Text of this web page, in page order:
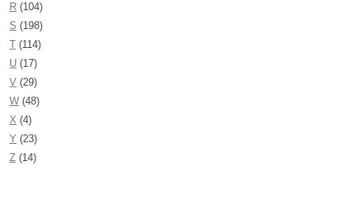
R (104)
S (198)
T (114)
U (17)
V (29)
W (48)
X (4)
Y (23)
Z (14)